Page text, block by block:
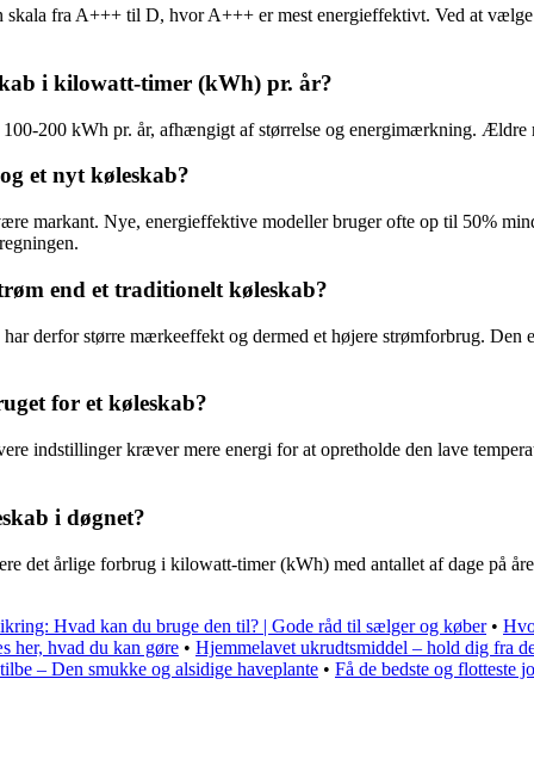
fra A+++ til D, hvor A+++ er mest energieffektivt. Ved at
i kilowatt-timer (kWh) pr. år?
200 kWh pr. år, afhængigt af størrelse og energimærkning.
et nyt køleskab?
markant. Nye, energieffektive modeller bruger ofte op til 50%
end et traditionelt køleskab?
derfor større mærkeeffekt og dermed et højere strømforbrug. Den
for et køleskab?
indstillinger kræver mere energi for at opretholde den lave
i døgnet?
det årlige forbrug i kilowatt-timer (kWh) med antallet af dage på
Hvad kan du bruge den til? | Gode råd til sælger og køber•
her, hvad du kan gøre • Hjemmelavet ukrudtsmiddel – hold dig fra
– Den smukke og alsidige haveplante • Få de bedste og flotteste